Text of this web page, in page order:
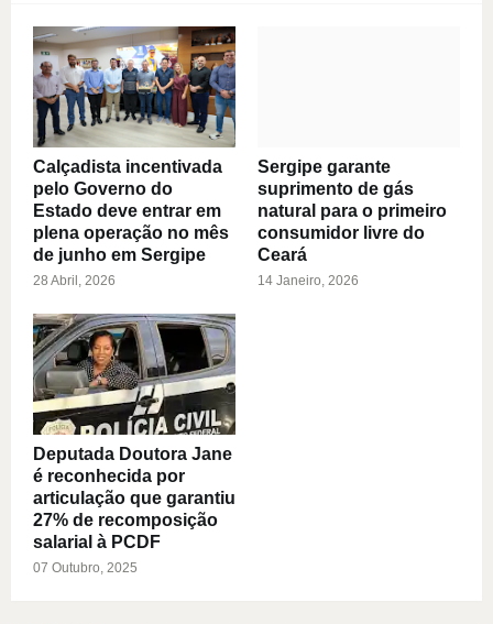
Calçadista incentivada
pelo Governo do
Estado deve entrar em
plena operação no mês
de junho em Sergipe
28 Abril, 2026
Sergipe garante
suprimento de gás
natural para o primeiro
consumidor livre do
Ceará
14 Janeiro, 2026
Deputada Doutora Jane
é reconhecida por
articulação que garantiu
27% de recomposição
salarial à PCDF
07 Outubro, 2025